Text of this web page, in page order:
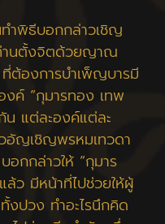
บอกกล่าวเชิญ
านตั้งจิตด้วยญาณ
ต้องการบำเพ็ญบารมี
ค์ “กุมารทอง เทพ
น แต่ละองค์แต่ละ
ญเชิญพรหมเทวดา
อกกล่าวให้ “กุมาร
ว มีหน้าที่ไปช่วยให้ผู้
งปวง ทำอะไรนึกคิด